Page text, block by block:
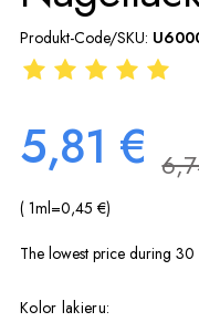
Produkt-Code/SKU:
5,81 €
( 1ml=0,45 €)
The lowest price during
Kolor lakieru: